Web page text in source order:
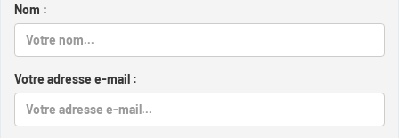
Nom :
Votre adresse e-mail :